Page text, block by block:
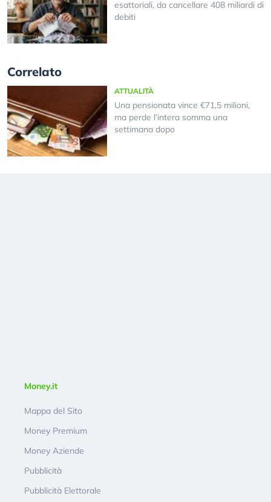
esattoriali, da cancellare 408 miliardi di
debiti
Correlato
ATTUALITÀ
Una pensionata vince €71,5 milioni,
ma perde l’intera somma una
settimana dopo
Money.it
Mappa del Sito
Money Premium
Money Aziende
Pubblicità
Pubblicità Elettorale